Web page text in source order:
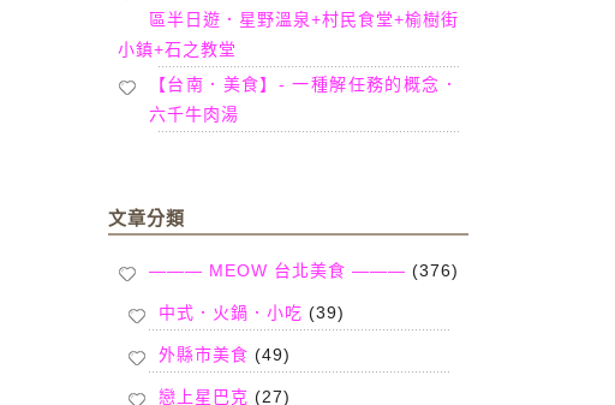
區半日遊．星野溫泉+村民食堂+榆樹街
小鎮+石之教堂
【台南．美食】- 一種解任務的概念．
六千牛肉湯
文章分類
——— MEOW 台北美食 ——— (376)
中式．火鍋．小吃 (39)
外縣市美食 (49)
戀上星巴克 (27)